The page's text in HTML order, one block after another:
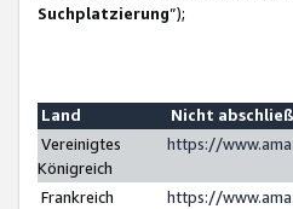
Suchplatzierung”);
Land
Nicht
Vereinigtes
Königreich
https://
Frankreich
https://